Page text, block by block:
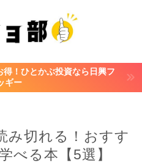
！ひとかぶ投資なら日興フ
ギー
み切れる！おすす
べる本【5選】